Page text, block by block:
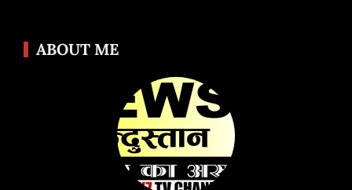
ABOUT ME